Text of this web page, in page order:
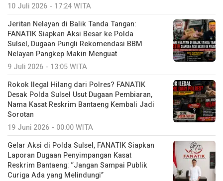
10 Juli 2026 - 17:24 WITA
Jeritan Nelayan di Balik Tanda Tangan:
FANATIK Siapkan Aksi Besar ke Polda
Sulsel, Dugaan Pungli Rekomendasi BBM
Nelayan Pangkep Makin Menguat
9 Juli 2026 - 13:05 WITA
Rokok Ilegal Hilang dari Polres? FANATIK
Desak Polda Sulsel Usut Dugaan Pembiaran,
Nama Kasat Reskrim Bantaeng Kembali Jadi
Sorotan
19 Juni 2026 - 00:00 WITA
Gelar Aksi di Polda Sulsel, FANATIK Siapkan
Laporan Dugaan Penyimpangan Kasat
Reskrim Bantaeng: “Jangan Sampai Publik
Curiga Ada yang Melindungi”